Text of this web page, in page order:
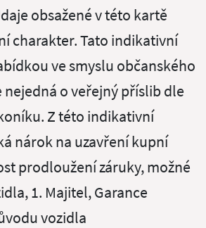
obsažené v této kartě
charakter. Tato indikativní
ve smyslu občanského
nejedná o veřejný příslib dle
Z této indikativní
nárok na uzavření kupní
prodloužení záruky, možné
1. Majitel, Garance
vozidla